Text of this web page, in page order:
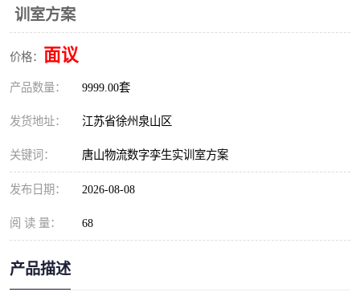
训室方案
价格： 面议
产品数量： 9999.00套
发货地址： 江苏省徐州泉山区
关键词： 唐山物流数字孪生实训室方案
发布日期： 2026-08-08
阅 读 量： 68
产品描述